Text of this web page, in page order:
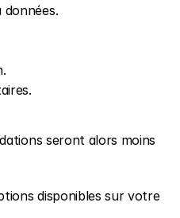
seront alors moins
disponibles sur votre